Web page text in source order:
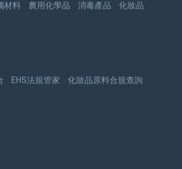
材料 農用化學品 消毒產品 化妝品
EHS法規管家 化妝品原料合規查詢